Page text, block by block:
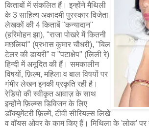
किताबों में संकलित हैं। इन्होंने मैथिली
के 3 साहित्य अकादमी पुरस्कार विजेता
लेखकों की 4 किताबें "कन्यादान"
(हरिमोहन झा), "राजा पोखरे में कितनी
मछलियां" (प्रभास कुमार चौधरी), "बिल
टेलर की डायरी" व "पटाक्षेप" (लिली रे)
हिन्दी में अनूदित की हैं। समकालीन
विषयों, फ़िल्म, महिला व बाल विषयों पर
गंभीर लेखन इनकी प्रकृति रही है।
रेडियो की स्वीकृत आवाज़ के साथ
इन्होंने फ़िल्म्स डिविजन के लिए
डॉक्यूमेंटरी फ़िल्में, टीवी सीरियल्स लिखे
व वॉयस ओवर के काम किए हैं। मिथिला के 'लोक' पर